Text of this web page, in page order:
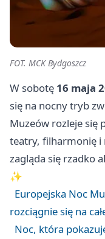
FOT. MCK Bydgoszcz
W sobotę 16 maja
się na nocny tryb
Muzeów rozleje się
teatry, filharmonię i
zagląda się rzadko
✨
Europejska Noc
rozciągnie się na
Noc, która